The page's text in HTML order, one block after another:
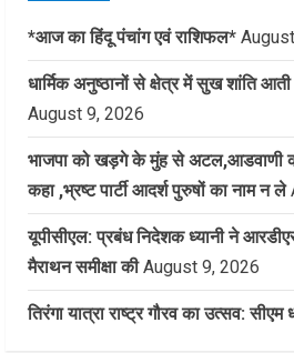
*आज का हिंदू पंचांग एवं राशिफल*
धार्मिक अनुष्ठानों से क्षेत्र में सुख शांति
August 9, 2026
भाजपा को खड़गे के मुंह से अटल,आडवाणी
कहा ,भ्रष्ट पार्टी आदर्श पुरुषों का नाम न ले
यूपीसीएल: प्रबंध निदेशक ध्यानी ने
मैराथन समीक्षा की August 9, 2026
तिरंगा यात्रा राष्ट्र गौरव का उत्सव: सीएम